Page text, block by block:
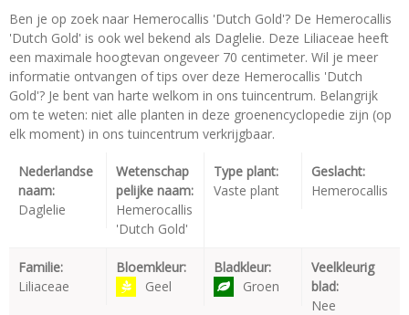
Ben je op zoek naar Hemerocallis 'Dutch Gold'? De Hemerocallis
'Dutch Gold' is ook wel bekend als Daglelie. Deze Liliaceae heeft
een maximale hoogtevan ongeveer 70 centimeter. Wil je meer
informatie ontvangen of tips over deze Hemerocallis 'Dutch
Gold'? Je bent van harte welkom in ons tuincentrum. Belangrijk
om te weten: niet alle planten in deze groenencyclopedie zijn (op
elk moment) in ons tuincentrum verkrijgbaar.
Nederlandse
naam:
Daglelie
Wetenschap
pelijke naam:
Hemerocallis
'Dutch Gold'
Type plant:
Vaste plant
Geslacht:
Hemerocallis
Familie:
Liliaceae
Bloemkleur:
Geel
Bladkleur:
Groen
Veelkleurig
blad:
Nee